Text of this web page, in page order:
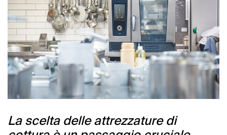
La scelta delle attrezzature di